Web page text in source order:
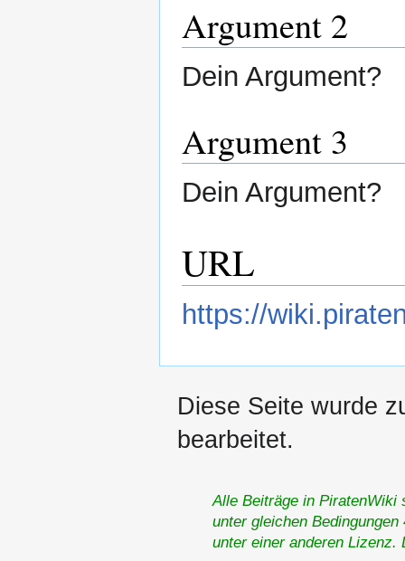
Argument 2
Dein Argument?
Argument 3
Dein Argument?
URL
https://
Diese Seite wurde
bearbeitet.
Alle Beiträge in PiratenWiki
unter gleichen
unter einer anderen